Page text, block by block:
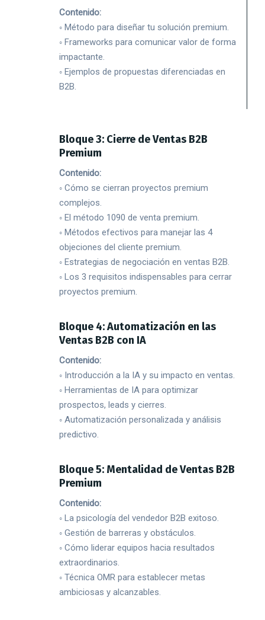
Contenido:
◦ Método para diseñar tu solución premium.
◦ Frameworks para comunicar valor de forma
impactante.
◦ Ejemplos de propuestas diferenciadas en
B2B.
Bloque 3: Cierre de Ventas B2B
Premium
Contenido:
◦ Cómo se cierran proyectos premium
complejos.
◦ El método 1090 de venta premium.
◦ Métodos efectivos para manejar las 4
objeciones del cliente premium.
◦ Estrategias de negociación en ventas B2B.
◦ Los 3 requisitos indispensables para cerrar
proyectos premium.
Bloque 4: Automatización en las
Ventas B2B con IA
Contenido:
◦ Introducción a la IA y su impacto en ventas.
◦ Herramientas de IA para optimizar
prospectos, leads y cierres.
◦ Automatización personalizada y análisis
predictivo.
Bloque 5: Mentalidad de Ventas B2B
Premium
Contenido:
◦ La psicología del vendedor B2B exitoso.
◦ Gestión de barreras y obstáculos.
◦ Cómo liderar equipos hacia resultados
extraordinarios.
◦ Técnica OMR para establecer metas
ambiciosas y alcanzables.